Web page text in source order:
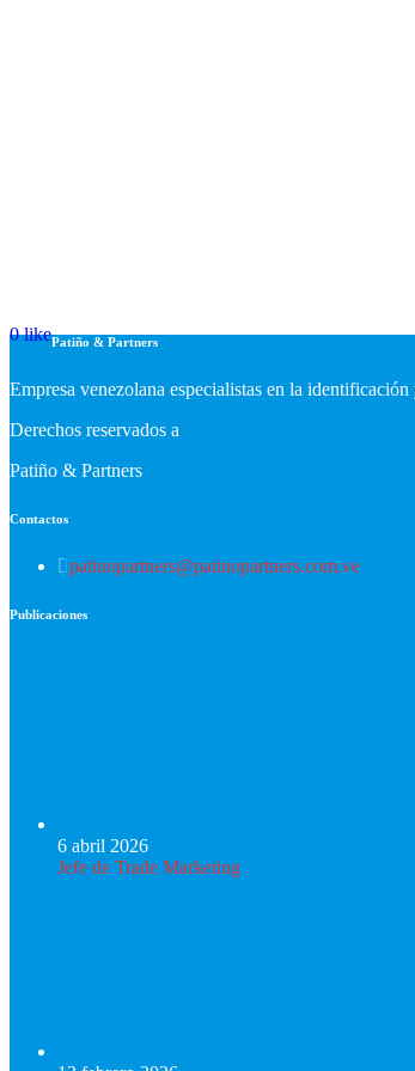
0likePatiño & Partners
Empresa venezolana especialistas en la
Derechos reservados a
Patiño & Partners
Contactos
patinopartners@patinopartners.com.ve
Publicaciones
6 abril 2026
Jefe de Trade Marketing